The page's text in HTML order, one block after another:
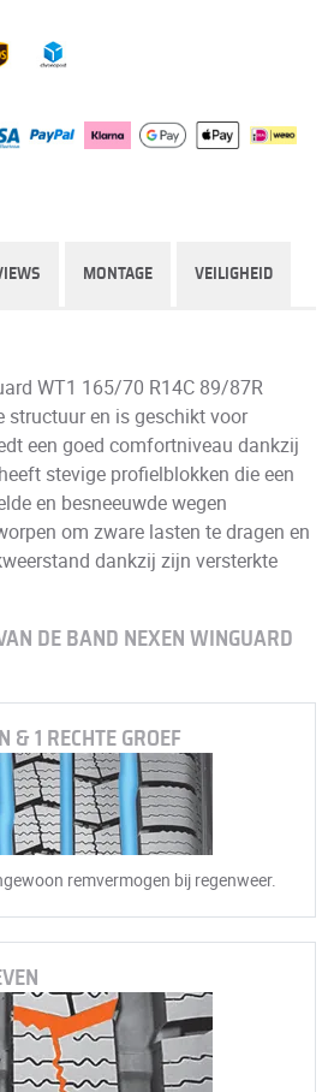
MONTAGE VEILIGHEID
WT1 165/70 R14C 89/87R
structuur en is geschikt voor
een goed comfortniveau dankzij
stevige profielblokken die een
en besneeuwde wegen
om zware lasten te dragen en
dankzij zijn versterkte
DE BAND NEXEN WINGUARD
& 1 RECHTE GROEF
remvermogen bij regenweer.